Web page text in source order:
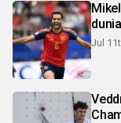
Jul